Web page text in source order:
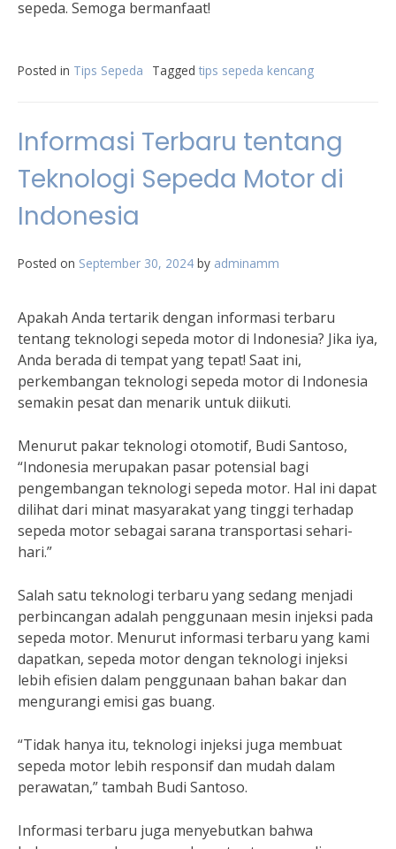
sepeda. Semoga bermanfaat!
Posted in Tips Sepeda Tagged tips sepeda kencang
Informasi Terbaru tentang
Teknologi Sepeda Motor di
Indonesia
Posted on September 30, 2024 by adminamm
Apakah Anda tertarik dengan informasi terbaru
tentang teknologi sepeda motor di Indonesia? Jika iya,
Anda berada di tempat yang tepat! Saat ini,
perkembangan teknologi sepeda motor di Indonesia
semakin pesat dan menarik untuk diikuti.
Menurut pakar teknologi otomotif, Budi Santoso,
“Indonesia merupakan pasar potensial bagi
pengembangan teknologi sepeda motor. Hal ini dapat
dilihat dari minat masyarakat yang tinggi terhadap
sepeda motor sebagai sarana transportasi sehari-
hari.”
Salah satu teknologi terbaru yang sedang menjadi
perbincangan adalah penggunaan mesin injeksi pada
sepeda motor. Menurut informasi terbaru yang kami
dapatkan, sepeda motor dengan teknologi injeksi
lebih efisien dalam penggunaan bahan bakar dan
mengurangi emisi gas buang.
“Tidak hanya itu, teknologi injeksi juga membuat
sepeda motor lebih responsif dan mudah dalam
perawatan,” tambah Budi Santoso.
Informasi terbaru juga menyebutkan bahwa